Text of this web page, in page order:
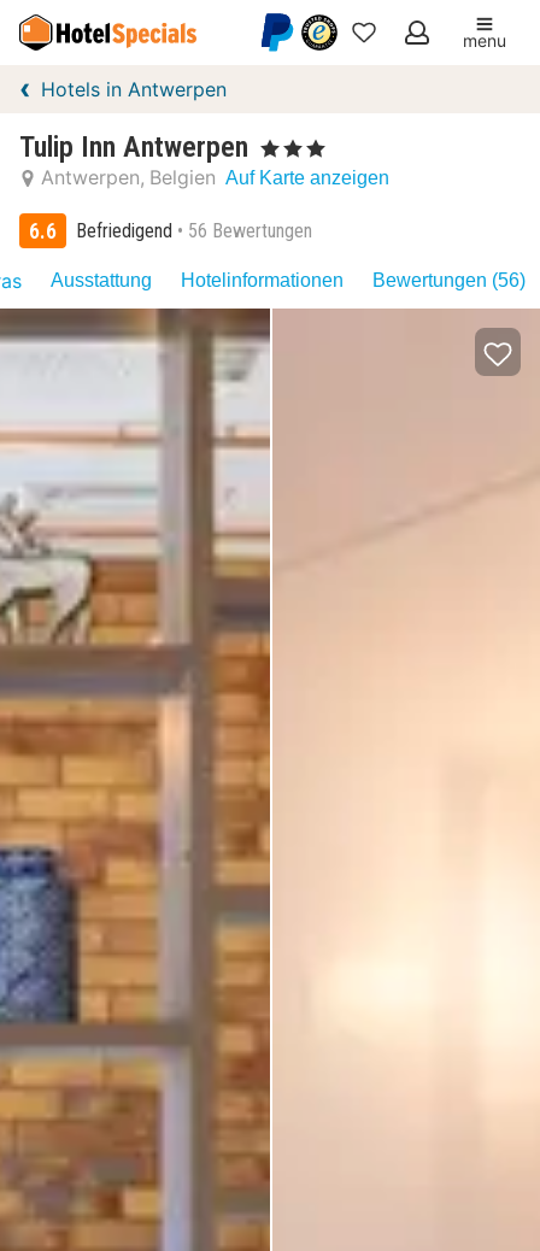
Meine
menu
Hotels in Antwerpen
Tulip Inn Antwerpen , 3 Sterne
Antwerpen Belgien Auf Karte anzeigen
6.6 Befriedigend 56 Bewertungen
Ausstattung Hotelinformationen Bewertungen (56)